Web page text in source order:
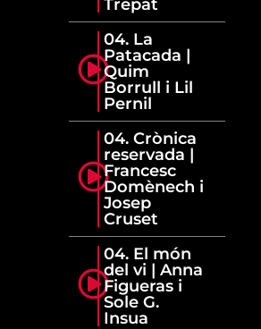
Trepat
04. La
Patacada |
Quim
Borrull i Lil
Pernil
04. Crònica
reservada |
Francesc
Domènech i
Josep
Cruset
04. El món
del vi | Anna
Figueras i
Sole G.
Insua